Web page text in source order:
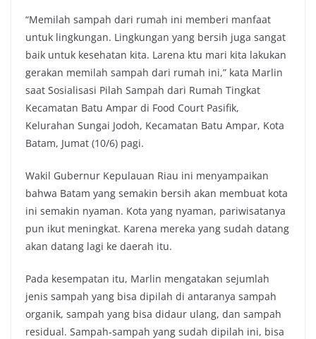
“Memilah sampah dari rumah ini memberi manfaat
untuk lingkungan. Lingkungan yang bersih juga sangat
baik untuk kesehatan kita. Larena ktu mari kita lakukan
gerakan memilah sampah dari rumah ini,” kata Marlin
saat Sosialisasi Pilah Sampah dari Rumah Tingkat
Kecamatan Batu Ampar di Food Court Pasifik,
Kelurahan Sungai Jodoh, Kecamatan Batu Ampar, Kota
Batam, Jumat (10/6) pagi.
Wakil Gubernur Kepulauan Riau ini menyampaikan
bahwa Batam yang semakin bersih akan membuat kota
ini semakin nyaman. Kota yang nyaman, pariwisatanya
pun ikut meningkat. Karena mereka yang sudah datang
akan datang lagi ke daerah itu.
Pada kesempatan itu, Marlin mengatakan sejumlah
jenis sampah yang bisa dipilah di antaranya sampah
organik, sampah yang bisa didaur ulang, dan sampah
residual. Sampah-sampah yang sudah dipilah ini, bisa